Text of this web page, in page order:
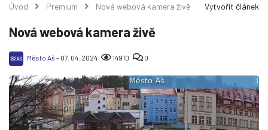
Úvod Premium Nová webová kamera živě Vytvořit článek
Nová webová kamera živě
Město Aš - 07. 04. 2024 14910 0